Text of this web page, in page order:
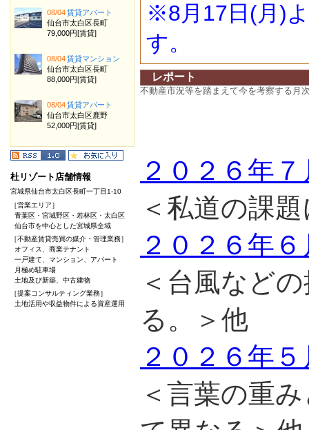
※8月17日(月)
す。
レポート
不動産市況等を踏まえて今を考察する月
２０２６年
＜私道の課
２０２６年
＜台風など
る。＞他
２０２６年
＜言葉の重
08/04賃貸アパート
仙台市太白区長町
79,000円[賃貸]
08/04賃貸マンション
仙台市太白区長町
88,000円[賃貸]
08/04賃貸アパート
仙台市太白区鹿野
52,000円[賃貸]
杜リゾート店舗情報
宮城県仙台市太白区長町一丁目1-10
［営業エリア］
青葉区・宮城野区・若林区・太白区
仙台市を中心とした宮城県全域
［不動産賃貸売買の媒介・管理業務］
オフィス、商業テナント
一戸建て、マンション、アパート
月極め駐車場
土地及び新築、中古建物
［提案コンサルティング業務］
土地活用や収益物件による資産運用